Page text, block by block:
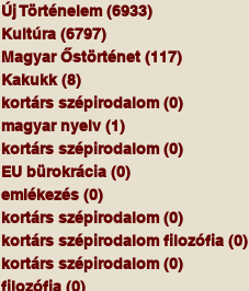
Új Történelem (6933)
Kultúra (6797)
Magyar Őstörténet (117)
Kakukk (8)
kortárs szépirodalom (0)
magyar nyelv (1)
kortárs szépirodalom (0)
EU bürokrácia (0)
emlékezés (0)
kortárs szépirodalom (0)
kortárs szépirodalom filozófia (0)
kortárs szépirodalom (0)
filozófia (0)